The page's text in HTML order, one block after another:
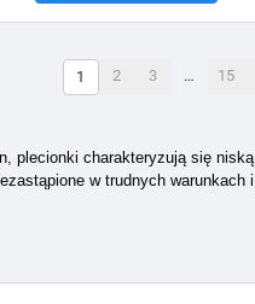
1 2 3 … 15
plecionki charakteryzują się niską
w trudnych warunkach i